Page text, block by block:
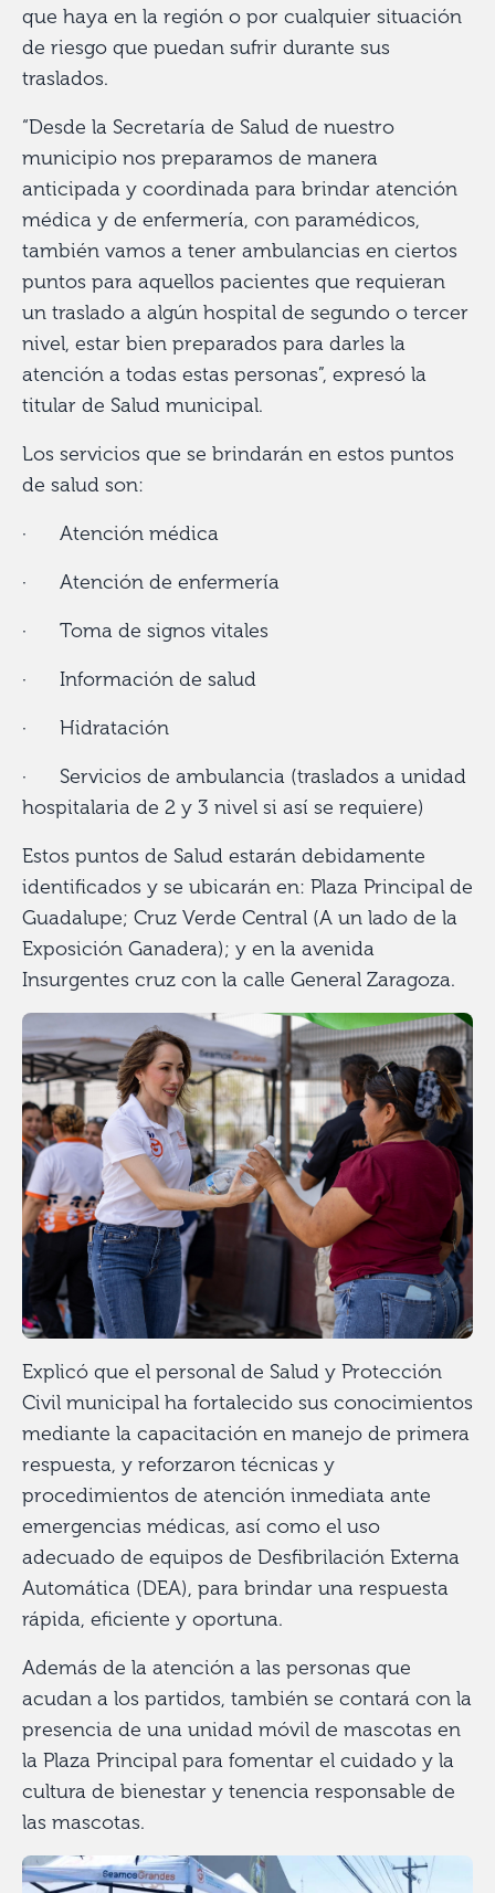
que haya en la región o por cualquier situación
de riesgo que puedan sufrir durante sus
traslados.
“Desde la Secretaría de Salud de nuestro
municipio nos preparamos de manera
anticipada y coordinada para brindar atención
médica y de enfermería, con paramédicos,
también vamos a tener ambulancias en ciertos
puntos para aquellos pacientes que requieran
un traslado a algún hospital de segundo o tercer
nivel, estar bien preparados para darles la
atención a todas estas personas”, expresó la
titular de Salud municipal.
Los servicios que se brindarán en estos puntos
de salud son:
· Atención médica
· ⁠Atención de enfermería
· ⁠Toma de signos vitales
· ⁠Información de salud
· ⁠Hidratación
· ⁠Servicios de ambulancia (traslados a unidad
hospitalaria de 2 y 3 nivel si así se requiere)
Estos puntos de Salud estarán debidamente
identificados y se ubicarán en: Plaza Principal de
Guadalupe; Cruz Verde Central (A un lado de la
Exposición Ganadera); y en la avenida
Insurgentes cruz con la calle General Zaragoza.
Explicó que el personal de Salud y Protección
Civil municipal ha fortalecido sus conocimientos
mediante la capacitación en manejo de primera
respuesta, y reforzaron técnicas y
procedimientos de atención inmediata ante
emergencias médicas, así como el uso
adecuado de equipos de Desfibrilación Externa
Automática (DEA), para brindar una respuesta
rápida, eficiente y oportuna.
Además de la atención a las personas que
acudan a los partidos, también se contará con la
presencia de una unidad móvil de mascotas en
la Plaza Principal para fomentar el cuidado y la
cultura de bienestar y tenencia responsable de
las mascotas.